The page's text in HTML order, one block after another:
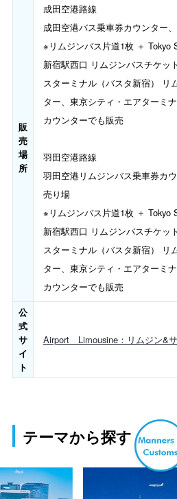
販
売
場
所
成田空港路線
成田空港バス乗車券カウンター
※リムジンバス片道1枚 ＋ Tokyo
新宿駅西口 リムジンバスチケッ
スターミナル（バスタ新宿） リ
ター、東京シティ・エアターミ
カウンターでも販売
羽田空港路線
羽田空港リムジンバス乗車券カ
売り場
※リムジンバス片道1枚 ＋ Tokyo
新宿駅西口 リムジンバスチケッ
スターミナル（バスタ新宿） リ
ター、東京シティ・エアターミ
カウンターでも販売
公
式
サ
イ
ト
Airport Limousine：リムジン&
テーマから探す